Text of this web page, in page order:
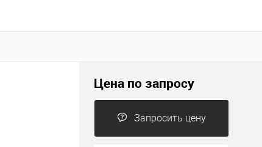
Цена по запросу
Запросить цену